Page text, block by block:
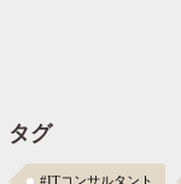
タグ
#ITコンサルタント